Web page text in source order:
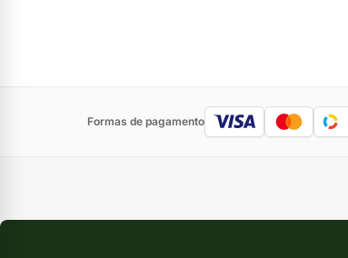
Formas de pagamento